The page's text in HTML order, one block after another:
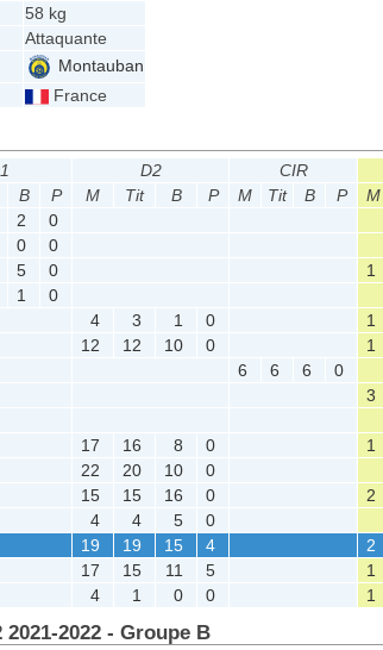
58 kg
Attaquante
Montauban
France
D2 CIR
B P M Tit B P M Tit B P M
2
0
0 0
5 0 1
1
0
4 3 1 0 1
12 12 10 0 1
6 6 6
0
3
17 16 8 0 1
22 20 10
0
15 15 16 0 2
4 4 5
0
19 19 15 4 2
17 15 11 5 1
4 1 0 0 1
2022 - Groupe B